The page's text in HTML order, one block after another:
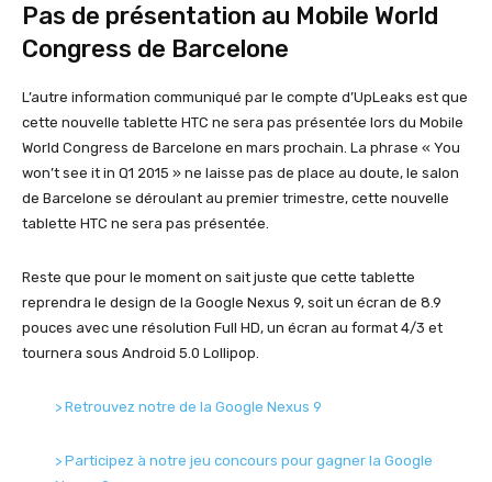
Pas de présentation au Mobile World
Congress de Barcelone
L’autre information communiqué par le compte d’UpLeaks est que
cette nouvelle tablette HTC ne sera pas présentée lors du Mobile
World Congress de Barcelone en mars prochain. La phrase « You
won’t see it in Q1 2015 » ne laisse pas de place au doute, le salon
de Barcelone se déroulant au premier trimestre, cette nouvelle
tablette HTC ne sera pas présentée.
Reste que pour le moment on sait juste que cette tablette
reprendra le design de la Google Nexus 9, soit un écran de 8.9
pouces avec une résolution Full HD, un écran au format 4/3 et
tournera sous Android 5.0 Lollipop.
> Retrouvez notre de la Google Nexus 9
> Participez à notre jeu concours pour gagner la Google